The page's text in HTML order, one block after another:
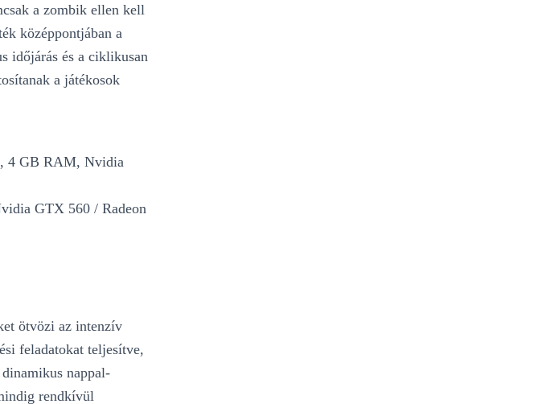
a zombik ellen kell
középpontjában a
időjárás és a ciklikusan
a játékosok
4 GB RAM, Nvidia
GTX 560 / Radeon
ötvözi az intenzív
feladatokat teljesítve,
nappal-
rendkívül